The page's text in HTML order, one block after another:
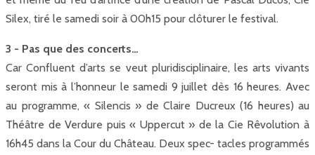
Silex, tiré le samedi soir à 00h15 pour clôturer le festival.
3 - Pas que des concerts…
Car Confluent d’arts se veut pluridisciplinaire, les arts vivants
seront mis à l’honneur le samedi 9 juillet dès 16 heures. Avec
au programme, « Silencis » de Claire Ducreux (16 heures) au
Théâtre de Verdure puis « Uppercut » de la Cie Rêvolution à
16h45 dans la Cour du Château. Deux spec- tacles programmés